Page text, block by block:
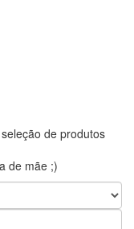
de produtos
de mãe ;)